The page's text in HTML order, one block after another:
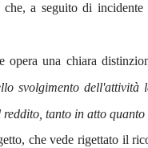
a seguito di
opera una chiara
svolgimento
tanto in atto quanto
che vede rigettato il